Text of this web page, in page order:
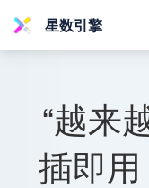
星数引擎
“越来
插即